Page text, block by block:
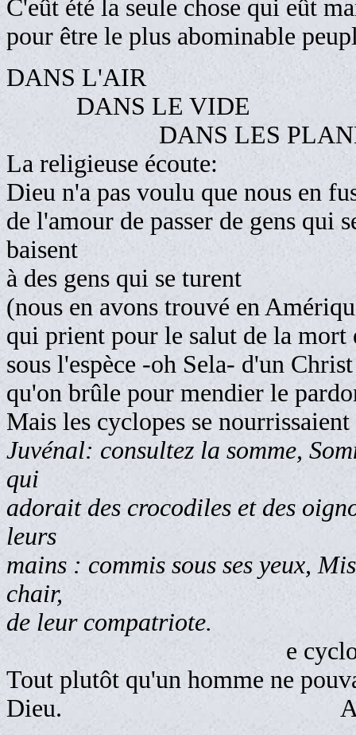
C'eût été la seule chose qui eût
pour être le plus abominable
DANS L'AIR
DANS LE VIDE
DANS LES
La religieuse écoute:
Dieu n'a pas voulu que nous en
de l'amour de passer de gens qui
baisent
à des gens qui se turent
(nous en avons trouvé en
qui prient pour le salut de la mort
sous l'espèce -oh Sela- d'un
qu'on brûle pour mendier le
Mais les cyclopes se
Juvénal: consultez la somme,
qui
adorait des crocodiles et des
leurs
mains : commis sous ses yeux,
chair,
de leur compatriote.
e
Tout plutôt qu'un homme ne
Dieu.